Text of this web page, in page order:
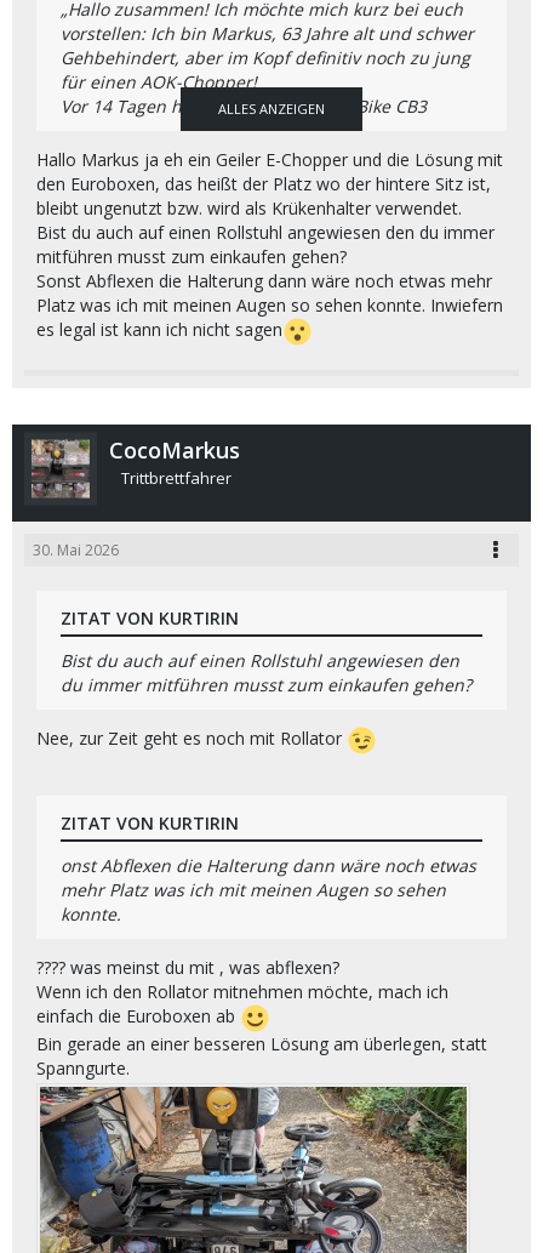
„Hallo zusammen! Ich möchte mich kurz bei euch
vorstellen: Ich bin Markus, 63 Jahre alt und schwer
Gehbehindert, aber im Kopf definitiv noch zu jung
für einen AOK-Chopper!
Vor 14 Tagen habe ich mir das Coco Bike CB3
zugelegt, da es nun mein einziges Transportmittel
ist, um zum Einkaufen zu kommen.
Da die originale Ladefläche für meine Einkäufe
nicht ganz ausreicht, habe ich mir etwas überlegt
und die Ladefläche mit zwei Euroboxen erweitert.
Ich möchte euch mein Projekt in diesem Thread
gerne vorstellen.
Vielleicht findet ihr die Idee ja toll und der ein oder
andere möchte das nachbauen?
Mich würde natürlich auch brennend
könnte!
Ich freue mich auf den Austausch mit euch!‘
Gruß, Markus
ALLES ANZEIGEN
Hallo Markus ja eh ein Geiler E-Chopper und die Lösung mit
den Euroboxen, das heißt der Platz wo der hintere Sitz ist,
bleibt ungenutzt bzw. wird als Krükenhalter verwendet.
Bist du auch auf einen Rollstuhl angewiesen den du immer
mitführen musst zum einkaufen gehen?
Sonst Abflexen die Halterung dann wäre noch etwas mehr
Platz was ich mit meinen Augen so sehen konnte. Inwiefern
es legal ist kann ich nicht sagen
CocoMarkus
Trittbrettfahrer
30. Mai 2026
ZITAT VON KURTIRIN
Bist du auch auf einen Rollstuhl angewiesen den
du immer mitführen musst zum einkaufen gehen?
Nee, zur Zeit geht es noch mit Rollator
ZITAT VON KURTIRIN
onst Abflexen die Halterung dann wäre noch etwas
mehr Platz was ich mit meinen Augen so sehen
konnte.
???? was meinst du mit , was abflexen?
Wenn ich den Rollator mitnehmen möchte, mach ich
einfach die Euroboxen ab
Bin gerade an einer besseren Lösung am überlegen, statt
Spanngurte.